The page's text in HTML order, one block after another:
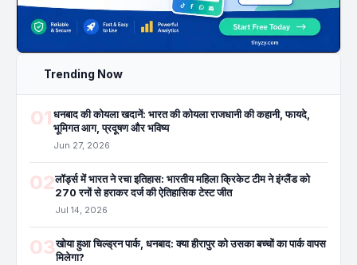
Trending Now
01 धनबाद की कोयला खदानें: भारत की कोयला राजधानी की कहानी, फायदे,
भूमिगत आग, प्रदूषण और भविष्य
Jun 27, 2026
02लॉर्ड्स में भारत ने रचा इतिहास: भारतीय महिला क्रिकेट टीम ने इंग्लैंड को
270 रनों से हराकर दर्ज की ऐतिहासिक टेस्ट जीत
Jul 14, 2026
03खोया हुआ चिल्ड्रन पार्क, धनबाद: क्या हीरापुर को उसका बच्चों का पार्क वापस
मिलेगा?